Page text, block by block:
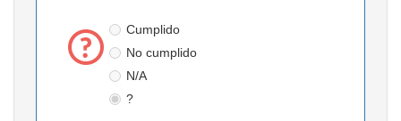
Cumplido
No cumplido
N/A
?